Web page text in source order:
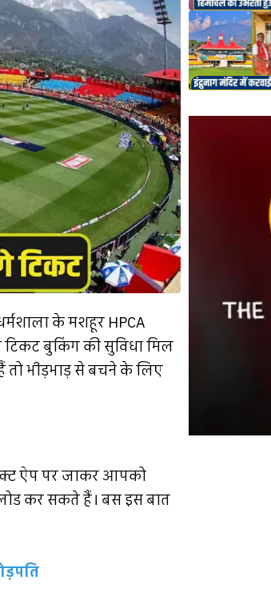
के मशहूर HPCA
बुकिंग की सुविधा मिल
तो भीड़भाड़ से बचने के लिए
ऐप पर जाकर आपको
कर सकते हैं। बस इस बात